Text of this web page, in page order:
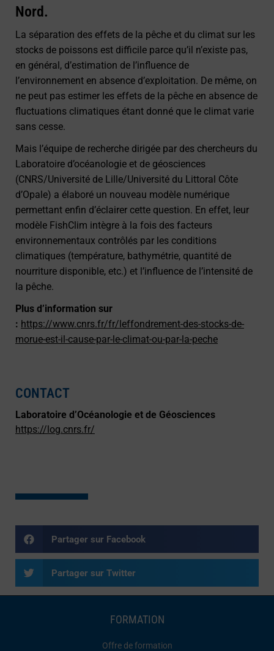
Nord.
La séparation des effets de la pêche et du climat sur les
stocks de poissons est difficile parce qu’il n’existe pas,
en général, d’estimation de l’influence de
l’environnement en absence d’exploitation. De même, on
ne peut pas estimer les effets de la pêche en absence de
fluctuations climatiques étant donné que le climat varie
sans cesse.
Mais l’équipe de recherche dirigée par des chercheurs du
Laboratoire d’océanologie et de géosciences
(CNRS/Université de Lille/Université du Littoral Côte
d’Opale) a élaboré un nouveau modèle numérique
permettant enfin d’éclairer cette question. En effet, leur
modèle FishClim intègre à la fois des facteurs
environnementaux contrôlés par les conditions
climatiques (température, bathymétrie, quantité de
nourriture disponible, etc.) et l’influence de l’intensité de
la pêche.
Plus d’information sur
: https://www.cnrs.fr/fr/leffondrement-des-stocks-de-
morue-est-il-cause-par-le-climat-ou-par-la-peche
CONTACT
Laboratoire d’Océanologie et de Géosciences
https://log.cnrs.fr/
Partager sur Facebook
Partager sur Twitter
FORMATION
Offre de formation